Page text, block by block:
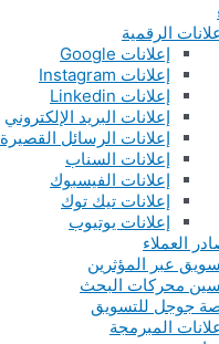
الرقمية
إعلانات Google
إعلانات Instagram
إعلانات Linkedin
إعلانات البريد الإلكتروني
إعلانات الرسائل القصيرة SMS
إعلانات السناب
إعلانات الفيسبوك
إعلانات تيك توك
إعلانات يوتيوب
العملاء
عبر المؤثرين
محركات البحث
جوجل للتسويق
المبرمجة